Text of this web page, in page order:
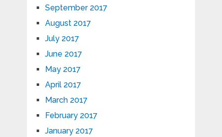
September 2017
August 2017
July 2017
June 2017
May 2017
April 2017
March 2017
February 2017
January 2017